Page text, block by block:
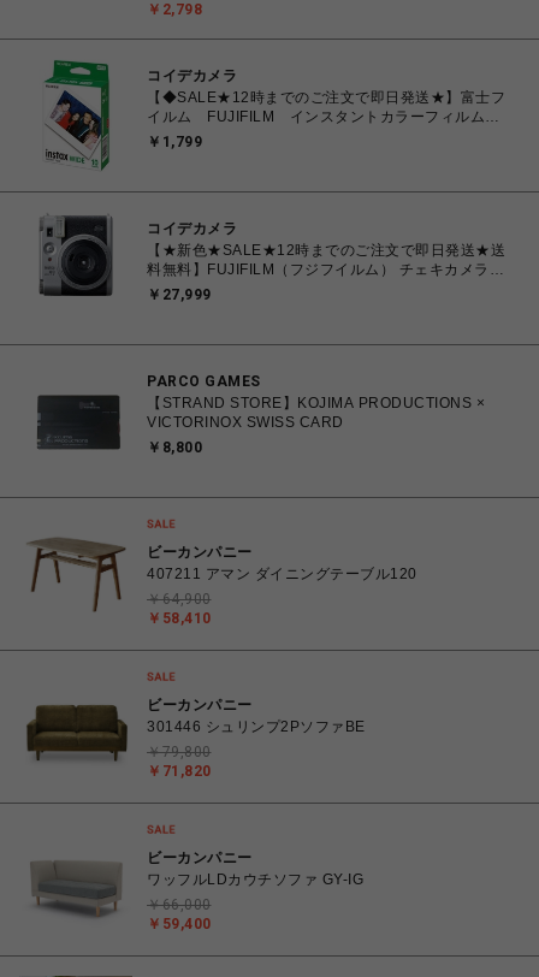
￥2,798
コイデカメラ
【◆SALE★12時までのご注文で即日発送★】富士フ
イルム FUJIFILM インスタントカラーフィルム
instax WIDE ワイド 1パック(10枚入) INSTAX
￥1,799
コイデカメラ
【★新色★SALE★12時までのご注文で即日発送★送
料無料】FUJIFILM（フジフイルム） チェキカメラ
INSTAX mini99 シルバー
￥27,999
PARCO GAMES
【STRAND STORE】KOJIMA PRODUCTIONS ×
VICTORINOX SWISS CARD
￥8,800
ビーカンパニー
407211 アマン ダイニングテーブル120
￥58,410
￥64,900
ビーカンパニー
301446 シュリンプ2PソファBE
￥71,820
￥79,800
ビーカンパニー
ワッフルLDカウチソファ GY-IG
￥59,400
￥66,000